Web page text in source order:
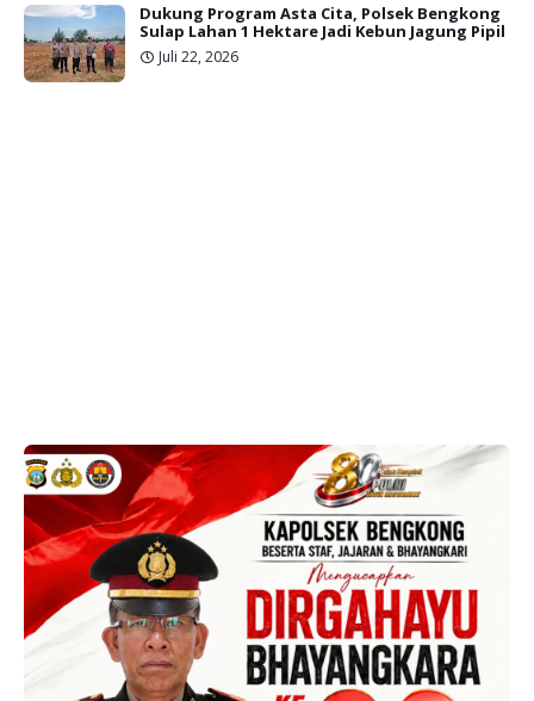
Dukung Program Asta Cita, Polsek Bengkong
Sulap Lahan 1 Hektare Jadi Kebun Jagung Pipil
Juli 22, 2026